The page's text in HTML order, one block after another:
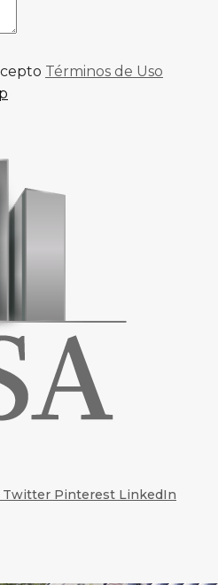
Términos de Uso
Twitter Pinterest LinkedIn